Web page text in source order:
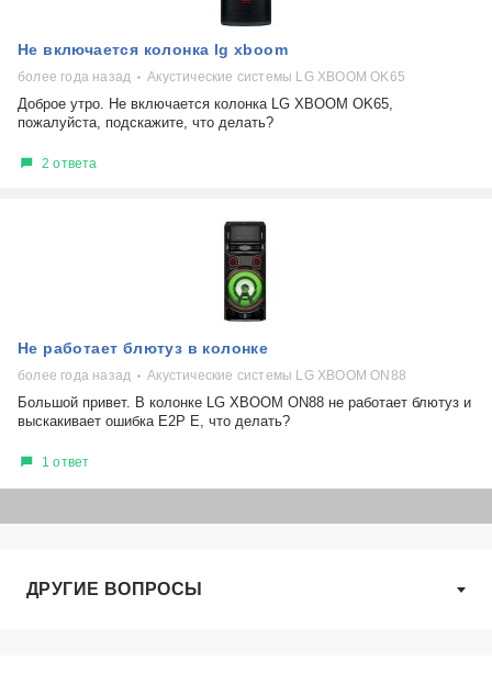
Не включается колонка lg xboom
более года назад Акустические системы LG XBOOM OK65
Доброе утро. Не включается колонка LG XBOOM OK65,
пожалуйста, подскажите, что делать?
2 ответа
Не работает блютуз в колонке
более года назад Акустические системы LG XBOOM ON88
Большой привет. В колонке LG XBOOM ON88 не работает блютуз и
выскакивает ошибка E2P E, что делать?
1 ответ
ДРУГИЕ ВОПРОСЫ